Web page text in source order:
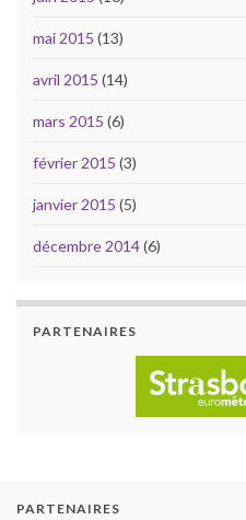
mai 2015 (13)
avril 2015 (14)
mars 2015 (6)
février 2015 (3)
janvier 2015 (5)
décembre 2014(6)
PARTENAIRES